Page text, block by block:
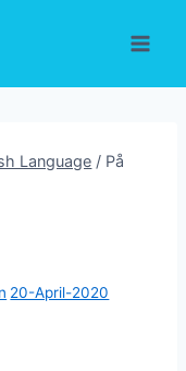
Language / På
20-April-2020